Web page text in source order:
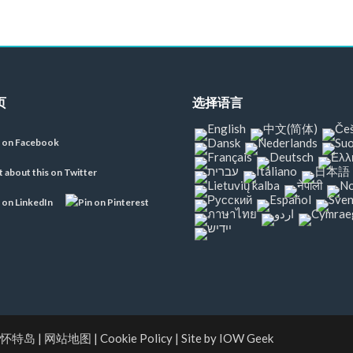
选择语言
特岛 | 网站地图 | Cookie Policy | Site by IOW Geek